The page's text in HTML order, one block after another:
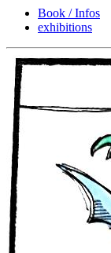
Book / Infos
exhibitions